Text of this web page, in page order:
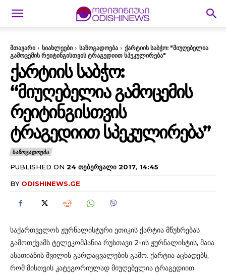
მთავარი სიახლეები საზოგადოება
ქარტიის საბჭო: "მიუღებელია
გამოცემის რეიტინგისთვის ტრაგედიით სპეკულირება"
ᲥᲐᲠᲢᲘᲘᲡ ᲡᲐᲑᲭᲝ:
“ᲛᲘᲣᲦᲔᲑᲔᲚᲘᲐ ᲒᲐᲛᲝᲪᲔᲛᲘᲡ
ᲠᲔᲘᲢᲘᲜᲒᲘᲡᲗᲕᲘᲡ
ᲢᲠᲐᲒᲔᲓᲘᲘᲗ ᲡᲞᲔᲙᲣᲚᲘᲠᲔᲑᲐ”
ᲡᲐᲖᲝᲒᲐᲓᲝᲔᲑᲐ
PUBLISHED ON 24 ᲗᲔᲑᲔᲠᲕᲐᲚᲘ 2017, 14:45
BY ODISHINEWS.GE
საქართველოს ჟურნალისტური ეთიკის ქარტია მწუხრებას
გამოთქვამს ტელეკომპანია რუსთავი 2-ის ჟურნალისტის, მაია
ასათიანის შვილის გარდაცვალების გამო. ქარტია აცხადებს,
რომ მისთვის კატეგორიულად მიუღებელია ტრაგედიით